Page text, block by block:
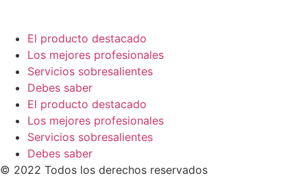
El producto destacado
Los mejores profesionales
Servicios sobresalientes
Debes saber
El producto destacado
Los mejores profesionales
Servicios sobresalientes
Debes saber
© 2022 Todos los derechos reservados